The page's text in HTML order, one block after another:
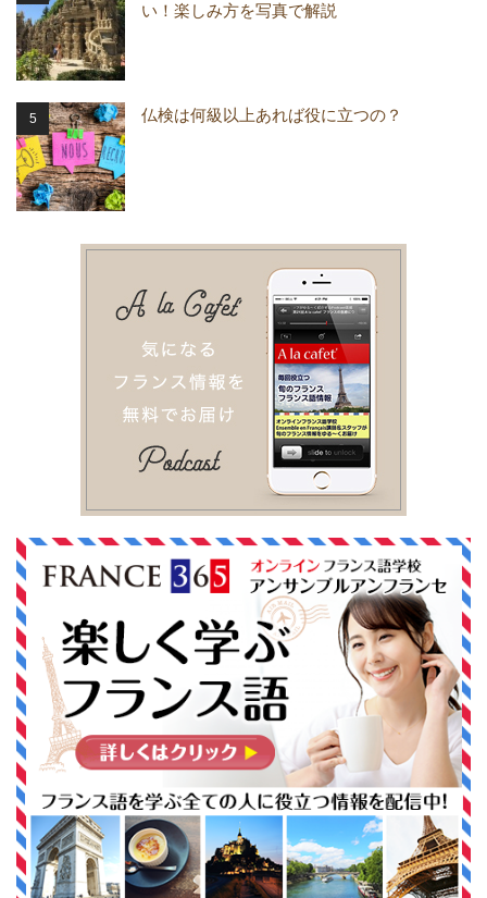
い！楽しみ方を写真で解説
仏検は何級以上あれば役に立つの？